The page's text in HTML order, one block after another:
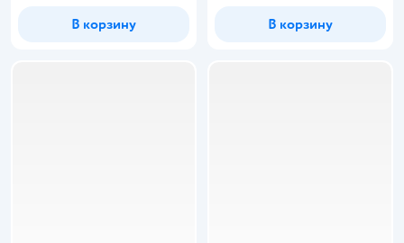
В корзину В корзину